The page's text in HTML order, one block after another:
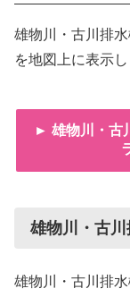
雄物川・古川排
を地図上に表示し
► 雄物川・古
雄物川・古
雄物川・古川排